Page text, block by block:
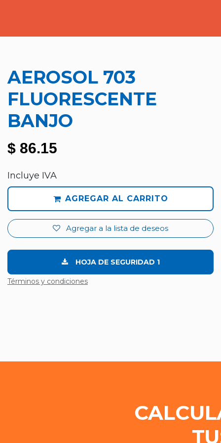
AEROSOL 703
FLUORESCENTE
BANJO
$ 86.15
Incluye IVA
AGREGAR AL CARRITO
Agregar a la lista de deseos
HOJA DE SEGURIDAD 1
Términos y condiciones